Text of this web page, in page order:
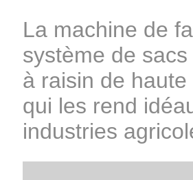
La machine de
système de
à raisin de
qui les rend
industries